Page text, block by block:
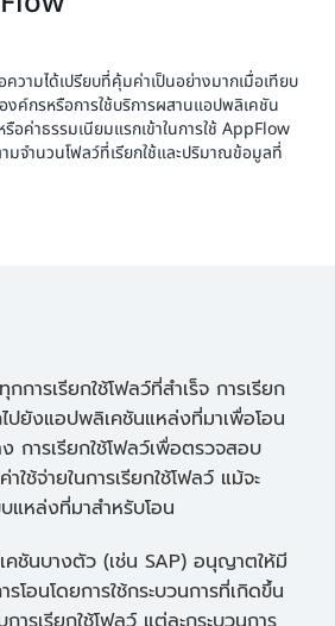
วามได้เปรียบที่คุ้มค่าเป็นอย่างมากเมื่อเทียบ
งค์กรหรือการใช้บริการผสานแอปพลิเคชัน
รือค่าธรรมเนียมแรกเข้าในการใช้ AppFlow
ามจำนวนโฟลว์ที่เรียกใช้และปริมาณข้อมูลที่
การเรียกใช้โฟลว์ที่สำเร็จ การเรียก
ไปยังแอปพลิเคชันแหล่งที่มาเพื่อโอน
การเรียกใช้โฟลว์เพื่อตรวจสอบ
ใช้จ่ายในการเรียกใช้โฟลว์ แม้จะ
แหล่งที่มาสำหรับโอน
ชันบางตัว (เช่น SAP) อนุญาตให้มี
รโอนโดยการใช้กระบวนการที่เกิดขึ้น